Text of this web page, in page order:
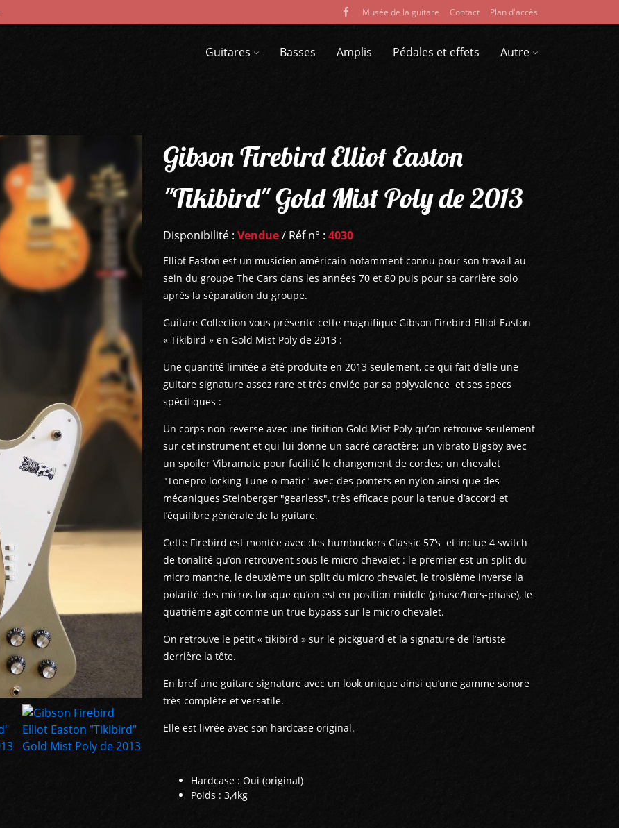
Musée de la guitare Contact Plan d'accès
Guitares Basses Amplis Pédales et effets Autre
Gibson Firebird Elliot Easton
"Tikibird" Gold Mist Poly de 2013
Disponibilité : Vendue/ Réf n° : 4030
Elliot Easton est un musicien américain notamment connu pour son travail au
sein du groupe The Cars dans les années 70 et 80 puis pour sa carrière solo
après la séparation du groupe.
Guitare Collection vous présente cette magnifique Gibson Firebird Elliot Easton
« Tikibird » en Gold Mist Poly de 2013 :
Une quantité limitée a été produite en 2013 seulement, ce qui fait d’elle une
guitare signature assez rare et très enviée par sa polyvalence et ses specs
spécifiques :
Un corps non-reverse avec une finition Gold Mist Poly qu’on retrouve seulement
sur cet instrument et qui lui donne un sacré caractère; un vibrato Bigsby avec
un spoiler Vibramate pour facilité le changement de cordes; un chevalet
"Tonepro locking Tune-o-matic" avec des pontets en nylon ainsi que des
mécaniques Steinberger "gearless", très efficace pour la tenue d’accord et
l’équilibre générale de la guitare.
Cette Firebird est montée avec des humbuckers Classic 57’s et inclue 4 switch
de tonalité qu’on retrouvent sous le micro chevalet : le premier est un split du
micro manche, le deuxième un split du micro chevalet, le troisième inverse la
polarité des micros lorsque qu’on est en position middle (phase/hors-phase), le
quatrième agit comme un true bypass sur le micro chevalet.
On retrouve le petit « tikibird » sur le pickguard et la signature de l’artiste
derrière la tête.
En bref une guitare signature avec un look unique ainsi qu’une gamme sonore
très complète et versatile.
Elle est livrée avec son hardcase original.
Hardcase : Oui (original)
Poids : 3,4kg